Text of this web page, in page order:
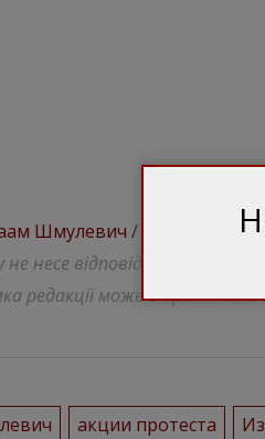
Шмулевич / Facebook
несе відповідальності за
редакції може відрізнятись
акции протеста